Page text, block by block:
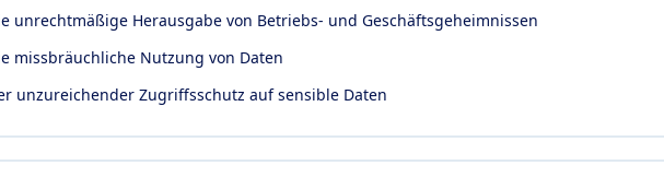
unrechtmäßige Herausgabe von Betriebs- und Geschäftsgeheimnissen
missbräuchliche Nutzung von Daten
unzureichender Zugriffsschutz auf sensible Daten